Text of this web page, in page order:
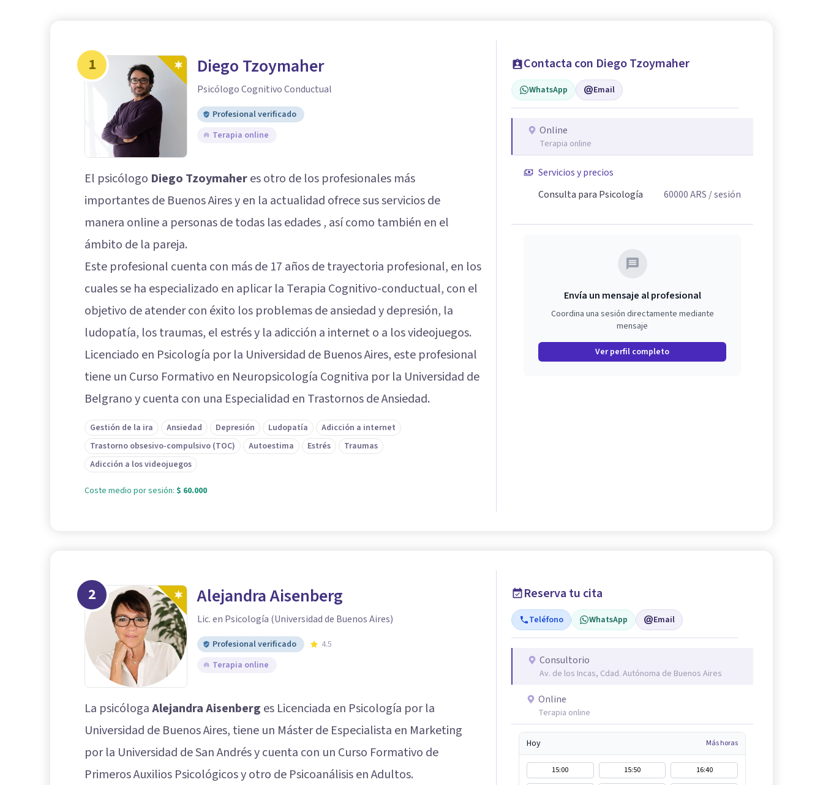
1 Diego Tzoymaher
Psicólogo Cognitivo Conductual
Profesional verificado
Terapia online
El psicólogo Diego Tzoymaheres otro de los profesionales más
importantes de Buenos Aires y en la actualidad ofrece sus servicios de
manera online a personas de todas las edades , así como también en el
ámbito de la pareja.
Este profesional cuenta con más de 17 años de trayectoria profesional, en los
cuales se ha especializado en aplicar la Terapia Cognitivo-conductual, con el
objetivo de atender con éxito los problemas de ansiedad y depresión, la
ludopatía, los traumas, el estrés y la adicción a internet o a los videojuegos.
Licenciado en Psicología por la Universidad de Buenos Aires, este profesional
tiene un Curso Formativo en Neuropsicología Cognitiva por la Universidad de
Belgrano y cuenta con una Especialidad en Trastornos de Ansiedad.
Gestión de la ira Ansiedad Depresión Ludopatía
Adicción a internet
Trastorno obsesivo-compulsivo (TOC)
Autoestima Estrés
Traumas
Adicción a los videojuegos
Coste medio por sesión: $ 60.000
Contacta con Diego Tzoymaher
WhatsApp Email
Online
Terapia online
Servicios y precios
Consulta para Psicología
60000ARS / sesión
Envía un mensaje al profesional
Coordina una sesión directamente mediante
mensaje
Ver perfil completo
2 Alejandra Aisenberg
Lic. en Psicología (Universidad de Buenos Aires)
Profesional verificado
4.5
Terapia online
La psicólogaAlejandra Aisenberg es Licenciada en Psicología por la
Universidad de Buenos Aires, tiene un Máster de Especialista en Marketing
por la Universidad de San Andrés y cuenta con un Curso Formativo de
Primeros Auxilios Psicológicos y otro de Psicoanálisis en Adultos.
Reserva tu cita
Teléfono WhatsApp Email
Consultorio
Av. de los Incas, Cdad. Autónoma de Buenos Aires
Online
Terapia online
Hoy Más horas
15:00 15:50
16:40